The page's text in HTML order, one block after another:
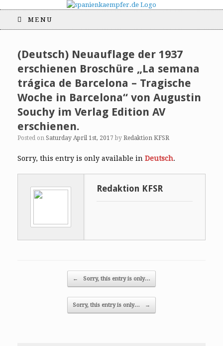
MENU
(Deutsch) Neuauflage der 1937
erschienen Broschüre „La semana
trágica de Barcelona – Tragische
Woche in Barcelona“ von Augustin
Souchy im Verlag Edition AV
erschienen.
Posted on Saturday April 1st, 2017 by Redaktion KFSR
Sorry, this entry is only available in Deutsch.
Redaktion KFSR
← Sorry, this entry is only…
Sorry, this entry is only… →